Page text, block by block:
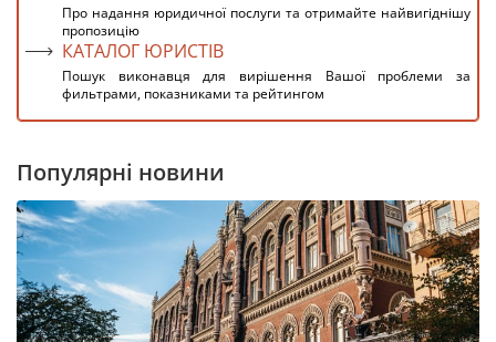
Про надання юридичної послуги та отримайте найвигіднішу
пропозицію
КАТАЛОГ ЮРИСТІВ
Пошук виконавця для вирішення Вашої проблеми за
фильтрами, показниками та рейтингом
Популярні новини